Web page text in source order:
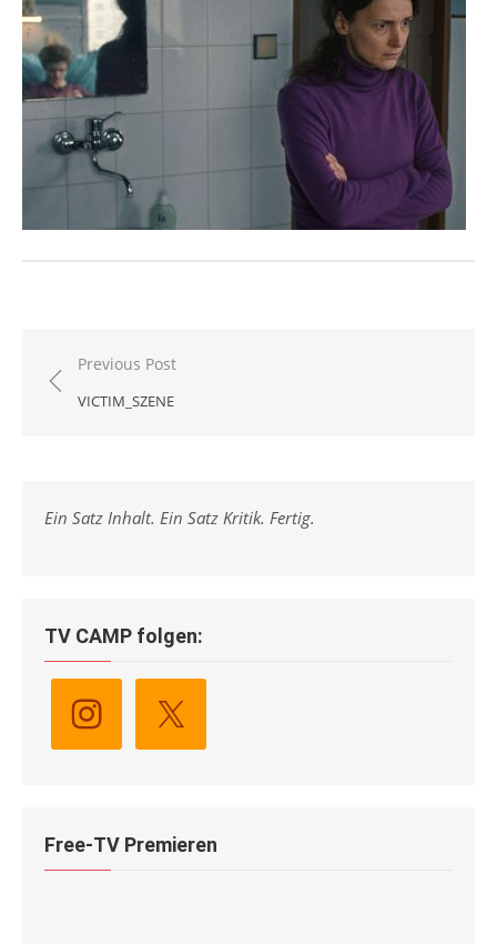
Beitragsnavigation
Previous Post
VICTIM_SZENE
Ein Satz Inhalt. Ein Satz Kritik. Fertig.
TV CAMP folgen:
Free-TV Premieren